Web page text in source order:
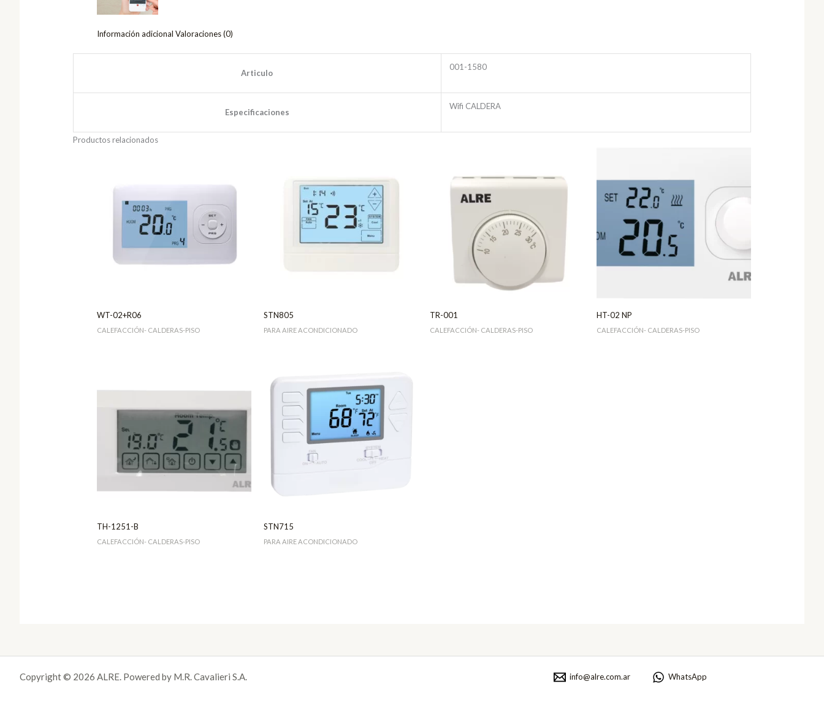
Información adicional Valoraciones (0)
Articulo
001-1580
Especificaciones
Wifi CALDERA
Productos relacionados
WT-02+R06
CALEFACCIÓN- CALDERAS-PISO
STN805
PARA AIRE ACONDICIONADO
TR-001
CALEFACCIÓN- CALDERAS-PISO
HT-02 NP
CALEFACCIÓN- CALDERAS-PISO
TH-1251-B
CALEFACCIÓN- CALDERAS-PISO
STN715
PARA AIRE ACONDICIONADO
Copyright © 2026 ALRE. Powered by M.R. Cavalieri S.A. info@alre.com.ar WhatsApp